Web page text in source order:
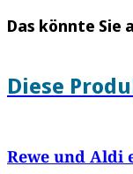
Das könnte Sie
Diese
Rewe und Aldi